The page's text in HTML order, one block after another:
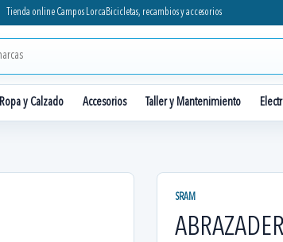
Tienda online Campos Lorca Bicicletas, recambios y accesorios
Ropa y Calzado Accesorios Taller y Mantenimiento
SRAM